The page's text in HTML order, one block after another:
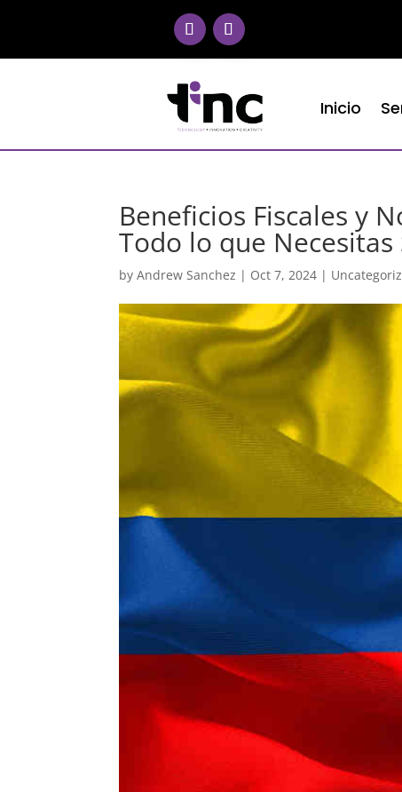
Inicio
Beneficios Fiscales y
Todo lo que Necesitas
byAndrew Sanchez | Oct 7, 2024 |